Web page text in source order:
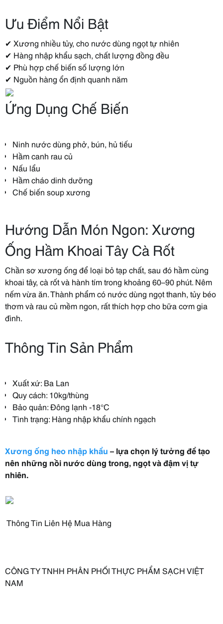
Ưu Điểm Nổi Bật
✔ Xương nhiều tủy, cho nước dùng ngọt tự nhiên
✔ Hàng nhập khẩu sạch, chất lượng đồng đều
✔ Phù hợp chế biến số lượng lớn
✔ Nguồn hàng ổn định quanh năm
Ứng Dụng Chế Biến
Ninh nước dùng phở, bún, hủ tiếu
Hầm canh rau củ
Nấu lẩu
Hầm cháo dinh dưỡng
Chế biến soup xương
Hướng Dẫn Món Ngon: Xương
Ống Hầm Khoai Tây Cà Rốt
Chần sơ xương ống để loại bỏ tạp chất, sau đó hầm cùng
khoai tây, cà rốt và hành tím trong khoảng 60–90 phút. Nêm
nếm vừa ăn. Thành phẩm có nước dùng ngọt thanh, tủy béo
thơm và rau củ mềm ngon, rất thích hợp cho bữa cơm gia
đình.
Thông Tin Sản Phẩm
Xuất xứ: Ba Lan
Quy cách: 10kg/thùng
Bảo quản: Đông lạnh -18°C
Tình trạng: Hàng nhập khẩu chính ngạch
Xương ống heo nhập khẩu – lựa chọn lý tưởng để tạo
nên những nồi nước dùng trong, ngọt và đậm vị tự
nhiên.
Thông Tin Liên Hệ Mua Hàng
CÔNG TY TNHH PHÂN PHỐI THỰC PHẨM SẠCH VIỆT
NAM